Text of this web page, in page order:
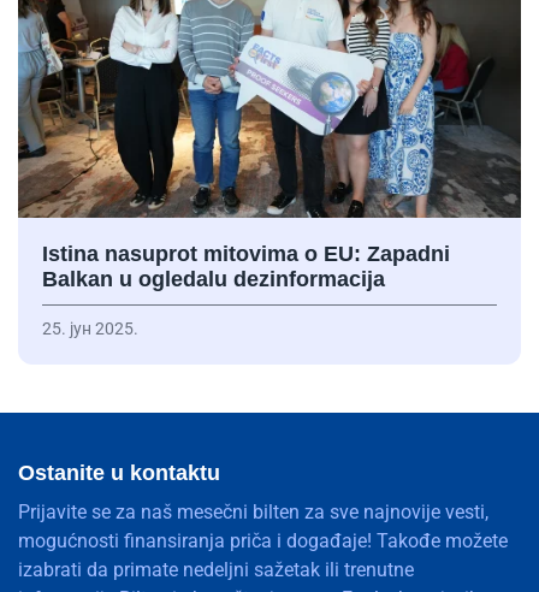
Istina nasuprot mitovima o EU: Zapadni
Balkan u ogledalu dezinformacija
25. јун 2025.
Ostanite u kontaktu
Prijavite se za naš mesečni bilten za sve najnovije vesti,
mogućnosti finansiranja priča i događaje! Takođe možete
izabrati da primate nedeljni sažetak ili trenutne